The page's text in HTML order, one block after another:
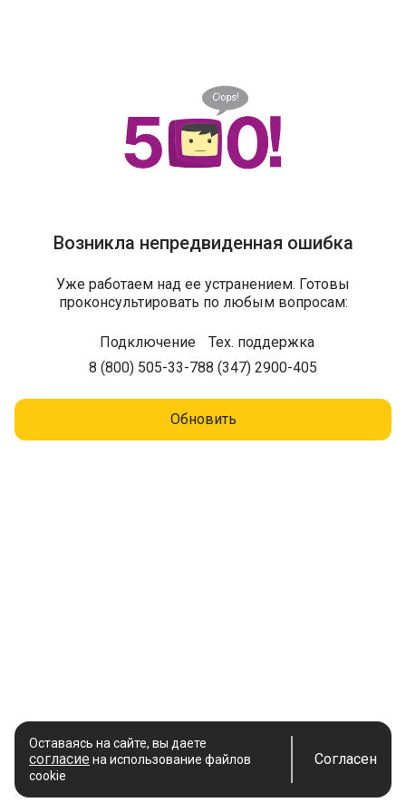
Возникла непредвиденная ошибка
Уже работаем над ее устранением. Готовы
проконсультировать по любым вопросам:
Подключение
8 (800) 505-33-78
Тех. поддержка
8 (347) 2900-405
Обновить
Оставаясь на сайте, вы даете
согласие на использование файлов
cookie
Согласен